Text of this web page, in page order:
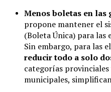
Menos boletas en las
propone mantener el
(Boleta Única) para las
Sin embargo, para las
reducir todo a solo
categorías
municipales,